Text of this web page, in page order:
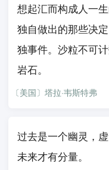
想起汇而构成人一
独自做出的那些决
独事件。沙粒不可
岩石。
〔美国〕塔拉·韦斯特弗
过去是一个幽灵，
未来才有分量。